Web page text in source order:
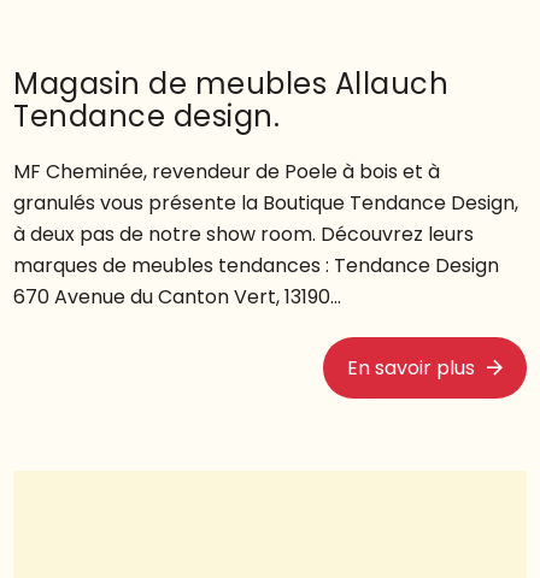
Magasin de meubles Allauch
Tendance design.
MF Cheminée, revendeur de Poele à bois et à
granulés vous présente la Boutique Tendance Design,
à deux pas de notre show room. Découvrez leurs
marques de meubles tendances : Tendance Design
670 Avenue du Canton Vert, 13190...
En savoir plus